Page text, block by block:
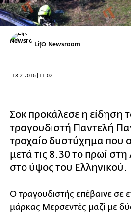
LifO Newsroom
18.2.2016 | 11:02
Σοκ προκάλεσε η είδηση
τραγουδιστή Παντελή
τροχαίο δυστύχημα που
μετά τις 8.30 το πρωί
στο ύψος του Ελληνικού.
Ο τραγουδιστής επέβαινε σε
μάρκας Μερσεντές μαζί με